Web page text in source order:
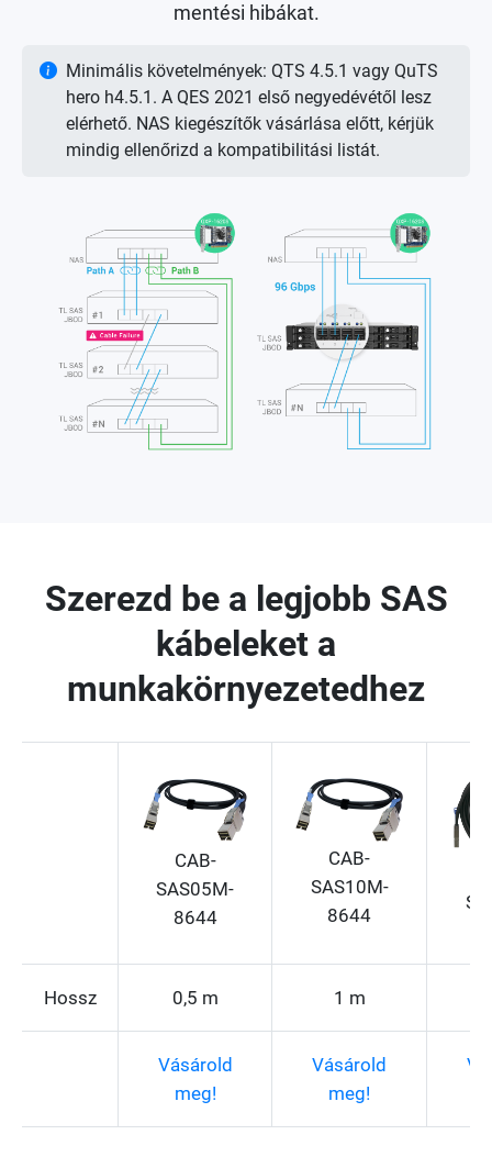
mentési hibákat.
Minimális követelmények: QTS 4.5.1 vagy QuTS
hero h4.5.1. A QES 2021 első negyedévétől lesz
elérhető. NAS kiegészítők vásárlása előtt, kérjük
mindig ellenőrizd a kompatibilitási listát.
Szerezd be a legjobb SAS
kábeleket a
munkakörnyezetedhez
CAB-
SAS05M-
8644
CAB-
SAS10M-
8644
Hossz 0,5 m 1 m
Vásárold
meg!
Vásárold
meg!